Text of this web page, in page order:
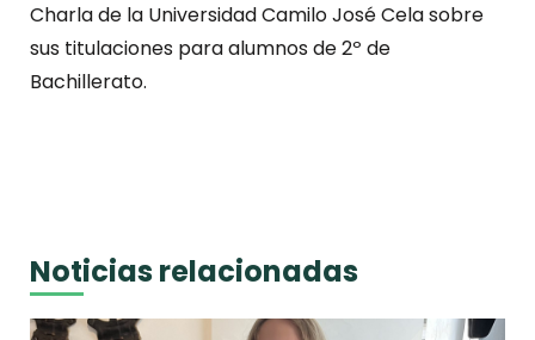
Charla de la Universidad Camilo José Cela sobre
sus titulaciones para alumnos de 2º de
Bachillerato.
Noticias relacionadas